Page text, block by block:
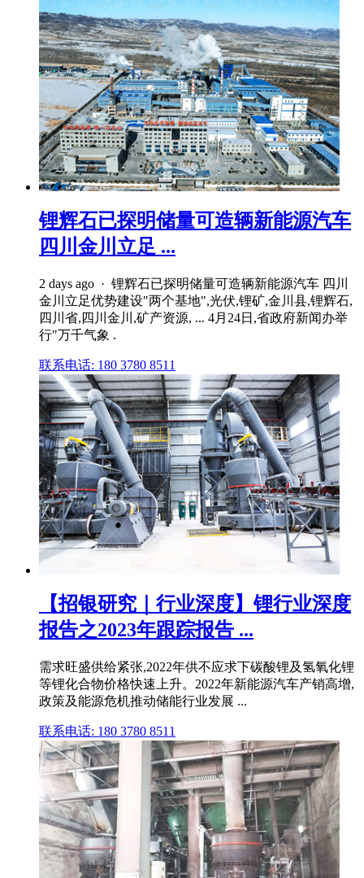
锂辉石已探明储量可造辆新能源汽车
四川金川立足 ...
2 days ago · 锂辉石已探明储量可造辆新能源汽车 四川
金川立足优势建设"两个基地",光伏,锂矿,金川县,锂辉石,
四川省,四川金川,矿产资源, ... 4月24日,省政府新闻办举
行"万千气象 .
联系电话: 180 3780 8511
【招银研究｜行业深度】锂行业深度
报告之2023年跟踪报告 ...
需求旺盛供给紧张,2022年供不应求下碳酸锂及氢氧化锂
等锂化合物价格快速上升。2022年新能源汽车产销高增,
政策及能源危机推动储能行业发展 ...
联系电话: 180 3780 8511